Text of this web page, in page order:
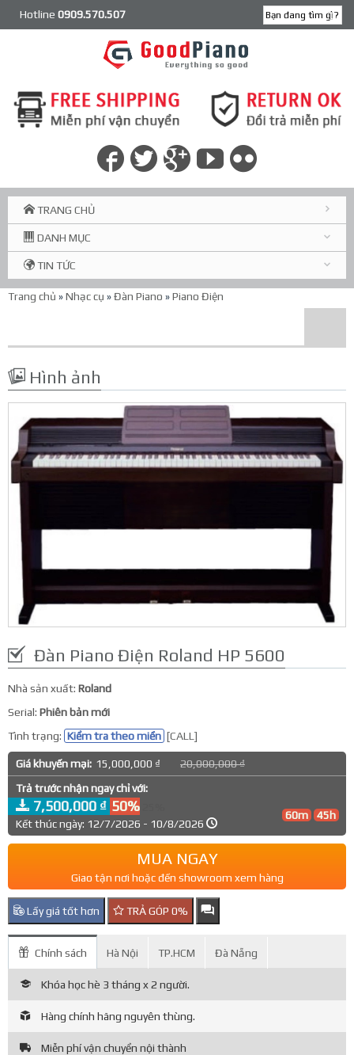
Hotline 0909.570.507
TRANG CHỦ
DANH MỤC
TIN TỨC
Trang chủ »Nhạc cụ »Đàn Piano »Piano Điện
Hình ảnh
Đàn Piano Điện Roland HP 5600
Nhà sản xuất: Roland
Serial: Phiên bản mới
Tình trạng: Kiểm tra theo miền [CALL]
60m 45h
Giá khuyến mại: 15,000,000 ₫
20,000,000 ₫
Trả trước nhận ngay chỉ với:
7,500,000 ₫ 50%
Kết thúc ngày: 12/7/2026 - 10/8/2026
MUA NGAY
Giao tận nơi hoặc đến showroom xem hàng
Lấy giá tốt hơn TRẢ GÓP 0%
Chính sách Hà Nội TP.HCM Đà Nẵng
Khóa học hè 3 tháng x 2 người.
Hàng chính hãng nguyên thùng.
Miễn phí vận chuyển nội thành